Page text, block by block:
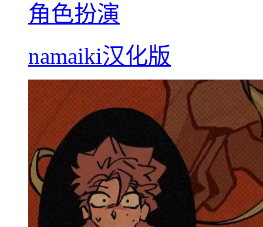
角色扮演
namaiki汉化版